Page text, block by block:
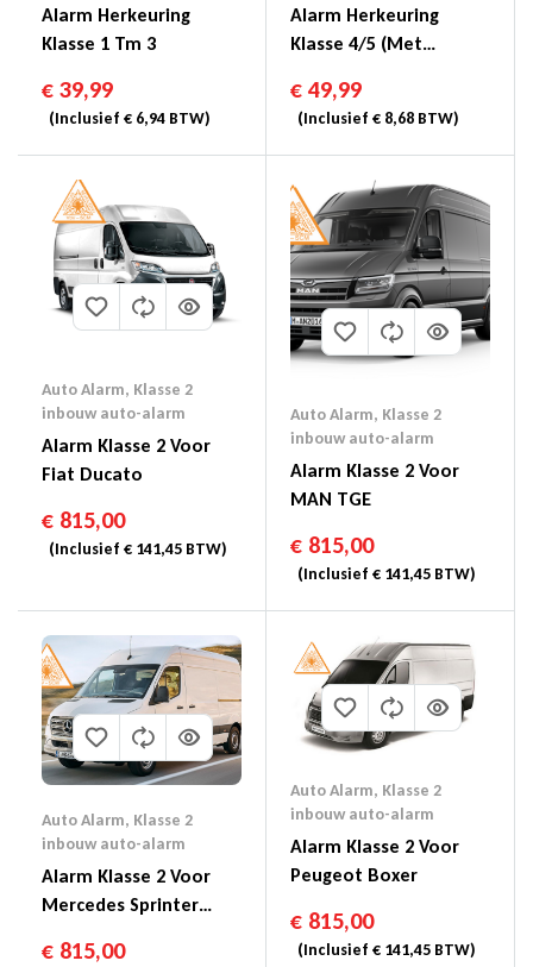
Alarm Herkeuring
Klasse 1 Tm 3
€ 39,99
(Inclusief € 6,94 BTW)
Alarm Herkeuring
Klasse 4/5 (Met
€ 49,99
(Inclusief € 8,68 BTW)
Auto Alarm, Klasse 2
inbouw auto-alarm
Alarm Klasse 2 Voor
Fiat Ducato
€ 815,00
(Inclusief € 141,45 BTW)
Auto Alarm, Klasse 2
inbouw auto-alarm
Alarm Klasse 2 Voor
MAN TGE
€ 815,00
(Inclusief € 141,45 BTW)
Auto Alarm, Klasse 2
inbouw auto-alarm
Alarm Klasse 2 Voor
Mercedes Sprinter
€ 815,00
Auto Alarm, Klasse 2
inbouw auto-alarm
Alarm Klasse 2 Voor
Peugeot Boxer
€ 815,00
(Inclusief € 141,45 BTW)